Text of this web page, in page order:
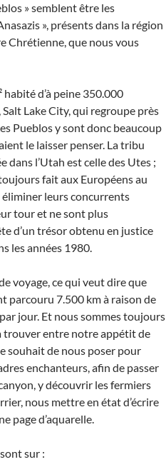
» semblent être les
», présents dans la région
Chrétienne, que nous vous
habité d’à peine 350.000
Lake City, qui regroupe près
Pueblos y sont donc beaucoup
le laisser penser. La tribu
l’Utah est celle des Utes ;
fait aux Européens au
éliminer leurs concurrents
tour et ne sont plus
d’un trésor obtenu en justice
les années 1980.
voyage, ce qui veut dire que
parcouru 7.500 km à raison de
jour. Et nous sommes toujours
trouver entre notre appétit de
souhait de nous poser pour
enchanteurs, afin de passer
y découvrir les fermiers
nous mettre en état d’écrire
page d’aquarelle.
sur :